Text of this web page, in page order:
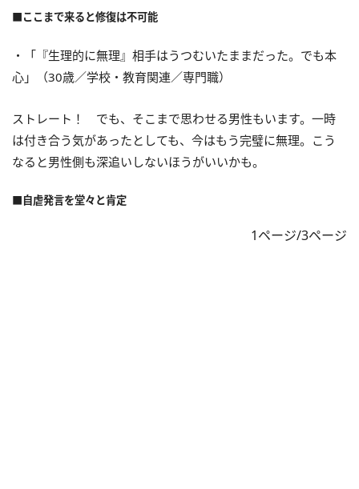
■ここまで来ると修復は不可能
・「『生理的に無理』相手はうつむいたままだった。でも本
心」（30歳／学校・教育関連／専門職）
ストレート！ でも、そこまで思わせる男性もいます。一時
は付き合う気があったとしても、今はもう完璧に無理。こう
なると男性側も深追いしないほうがいいかも。
■自虐発言を堂々と肯定
1ページ/3ページ